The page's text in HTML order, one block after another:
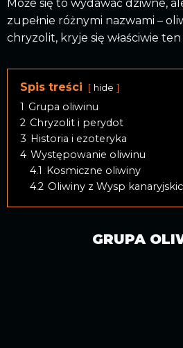
Może się to wydawać dziwne,
zupełnie różnymi nazwami –
chryzolit, kryje się właściwie
Spis treści hide
1 Grupa oliwinu
2 Chryzolit i perydot
3 Historia i ezoteryka
4 Występowanie oliwinu
4.1 Kosmiczne oliwiny
4.2 Oliwiny z Wysp
GRUPA